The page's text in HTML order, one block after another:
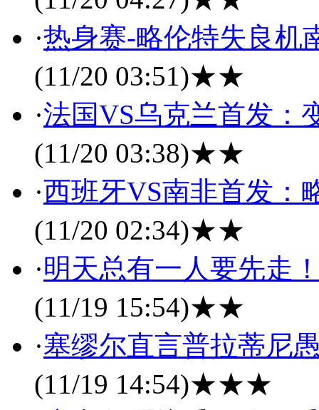
·热身赛-略伦特失良机
(11/20 03:51)★★
·法国VS乌克兰首发：
(11/20 03:38)★★
·西班牙VS南非首发：
(11/20 02:34)★★
·明天总有一人要先走
(11/19 15:54)★★
·塞缪尔直言普拉蒂尼
(11/19 14:54)★★★